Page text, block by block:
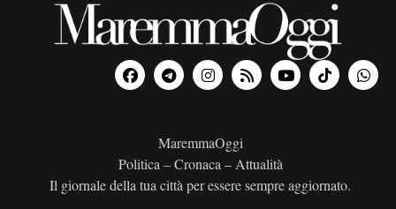
MaremmaOggi
Politica – Cronaca – Attualità
Il giornale della tua città per essere sempre aggiornato.